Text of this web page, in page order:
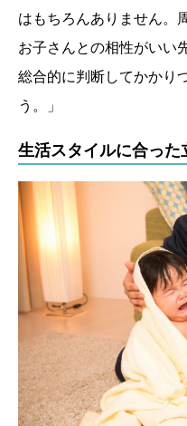
はもちろんありません。
お子さんとの相性がいい
総合的に判断してかかり
う。」
生活スタイルに合った